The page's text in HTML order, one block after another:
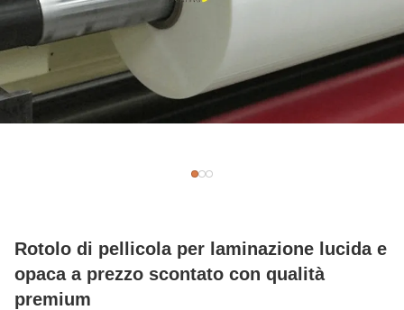
Rotolo di pellicola per laminazione lucida e
opaca a prezzo scontato con qualità
premium